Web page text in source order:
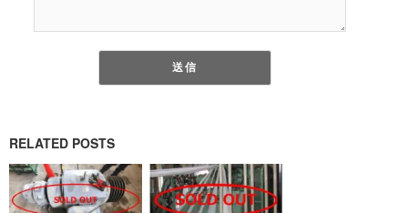
RELATED POSTS